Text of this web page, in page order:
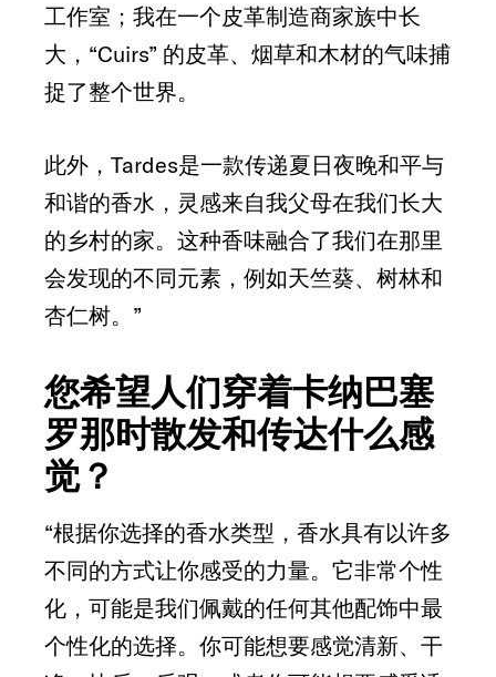
工作室；我在一个皮革制造商家族中长
大，“Cuirs” 的皮革、烟草和木材的气味捕
捉了整个世界。
此外，Tardes是一款传递夏日夜晚和平与
和谐的香水，灵感来自我父母在我们长大
的乡村的家。这种香味融合了我们在那里
会发现的不同元素，例如天竺葵、树林和
杏仁树。”
您希望人们穿着卡纳巴塞
罗那时散发和传达什么感
觉？
“根据你选择的香水类型，香水具有以许多
不同的方式让你感受的力量。它非常个性
化，可能是我们佩戴的任何其他配饰中最
个性化的选择。你可能想要感觉清新、干